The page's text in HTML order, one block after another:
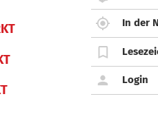
In der
Login